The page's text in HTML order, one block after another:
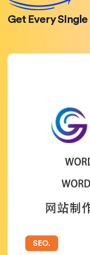
Get Every SIngle
SEO.